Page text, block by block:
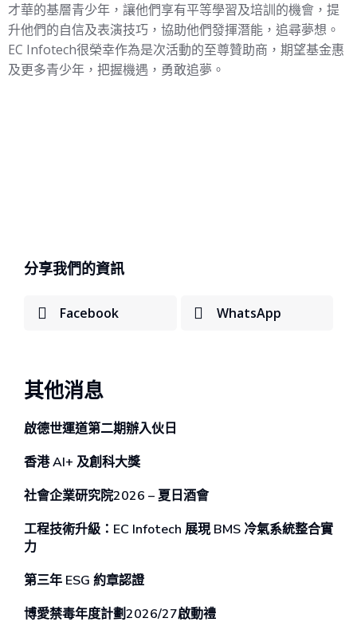
才華的基層青少年，讓他們享有平等學習及培訓的機會，提
升他們的自信及表演技巧，協助他們發揮潛能，追尋夢想。
EC Infotech很榮幸作為是次活動的至尊贊助商，期望基金惠
及更多青少年，把握機遇，勇敢追夢。
分享我們的資訊
Facebook WhatsApp
其他消息
啟德世運道第二期辦⼊伙⽇
香港 AI+ 及創科⼤獎
社會企業研究院2026 – 夏日酒會
工程技術升級：EC Infotech 展現 BMS 冷氣系統整合實
力
第三年 ESG 約章認證
博愛禁毒年度計劃2026/27啟動禮